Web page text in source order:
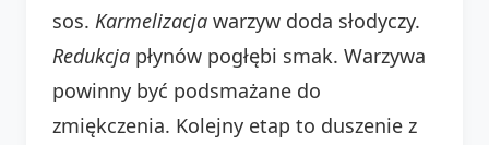
sos. Karmelizacja warzyw doda słodyczy.
Redukcja płynów pogłębi smak. Warzywa
powinny być podsmażane do
zmiękczenia. Kolejny etap to duszenie z